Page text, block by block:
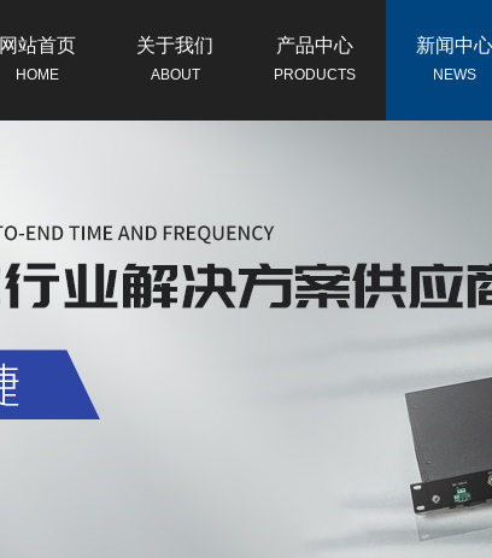
网站首页
HOME
关于我们
ABOUT
产品中心
PRODUCTS
新闻中心
NEWS